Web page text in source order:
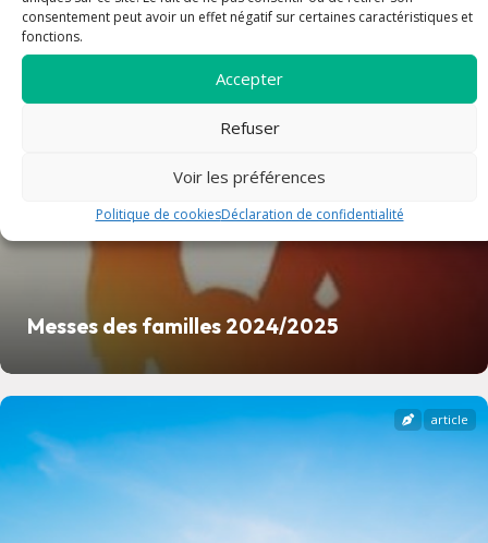
consentement peut avoir un effet négatif sur certaines caractéristiques et
fonctions.
Accepter
Refuser
Voir les préférences
Politique de cookiesDéclaration de confidentialité
Messes des familles 2024/2025
article